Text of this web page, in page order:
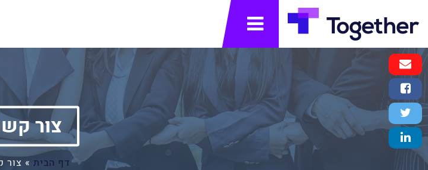
תפריט
צור
דף הבית » צור
Email
Message
Facebook
Share
Twitter
Tweet
LinkedIn
Share